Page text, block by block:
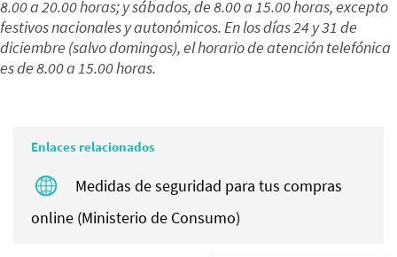
8.00 a 20.00 horas; y sábados, de 8.00 a 15.00 horas, excepto
festivos nacionales y autonómicos. En los días 24 y 31 de
diciembre (salvo domingos), el horario de atención telefónica
es de 8.00 a 15.00 horas.
Enlaces relacionados
Medidas de seguridad para tus compras
online (Ministerio de Consumo)